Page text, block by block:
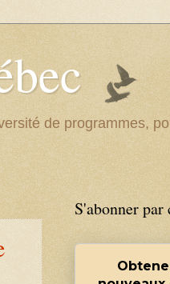
de programmes,
S'abonner